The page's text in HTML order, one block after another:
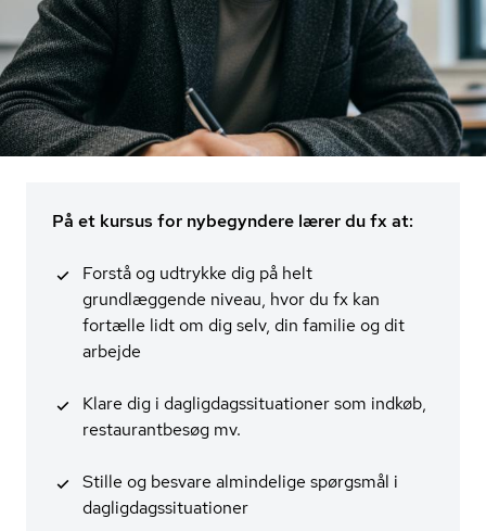
På et kursus for nybegyndere lærer du fx at:
Forstå og udtrykke dig på helt
grundlæggende niveau, hvor du fx kan
fortælle lidt om dig selv, din familie og dit
arbejde
Klare dig i dag­lig­dags­si­tu­a­tio­ner som indkøb,
re­stau­rant­be­søg mv.
Stille og besvare almindelige spørgsmål i
dag­lig­dags­si­tu­a­tio­ner